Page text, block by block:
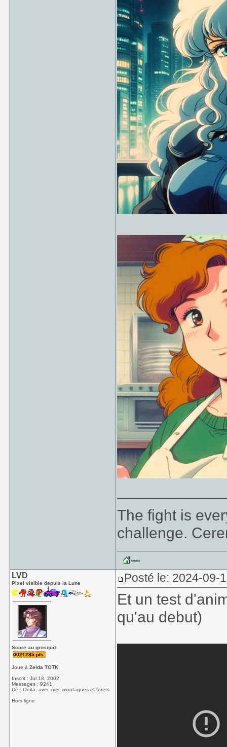
The fight is
challenge.
LVD
Pixel visible depuis la Lune
Score au grosquiz
0021285 pts.
Joue àZelda TOTK
Inscrit : Jul 18, 2002
Messages : 9241
De : Ooita, avec mer, montagnes et forets
Hors ligne
Posté le: 2024-09-
Et un test
qu'au debut)